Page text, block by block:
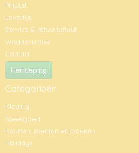
Prijslijst
Levertijd
Service & retourbeleid
Wasinstructies
Contact
Herroeping
Categorieën
Kleding
Speelgoed
Kaarten, prenten en boeken
Holidays